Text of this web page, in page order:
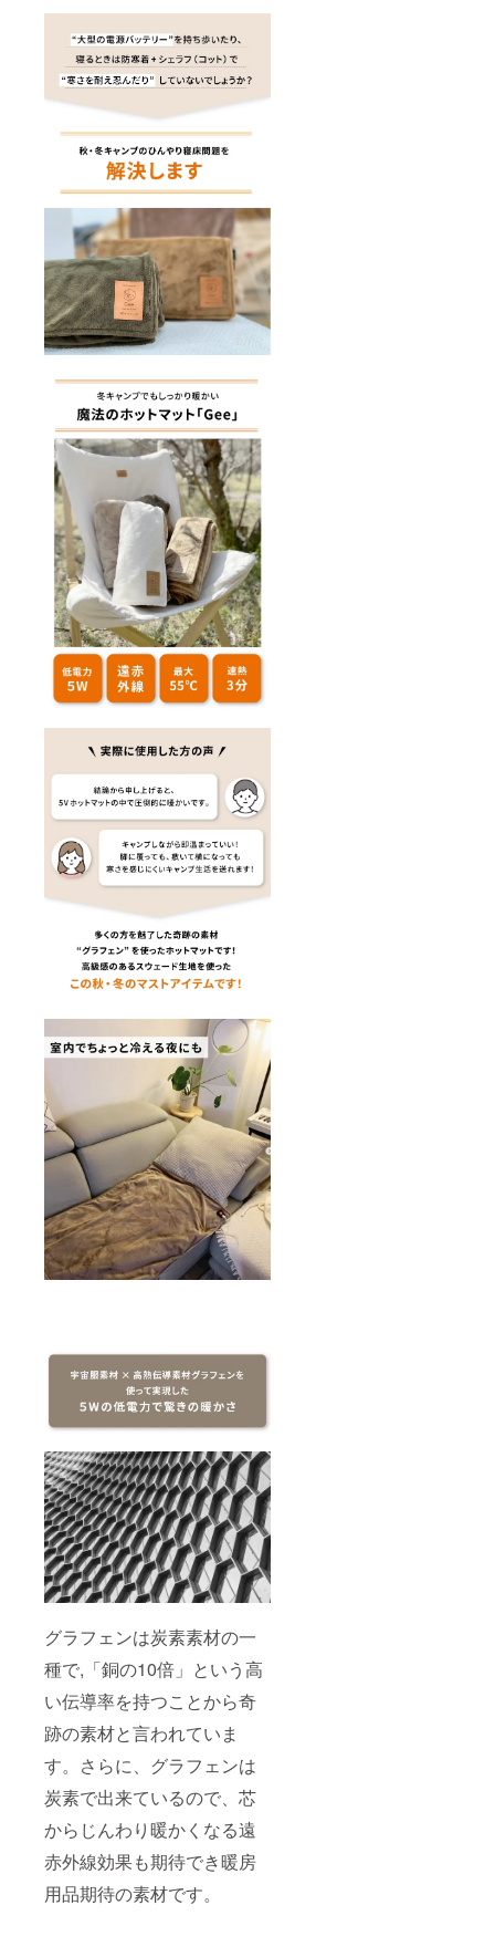
グラフェンは炭素素材の一
種で,「銅の10倍」という高
い伝導率を持つことから奇
跡の素材と言われていま
す。さらに、グラフェンは
炭素で出来ているので、芯
からじんわり暖かくなる遠
赤外線効果も期待でき暖房
用品期待の素材です。